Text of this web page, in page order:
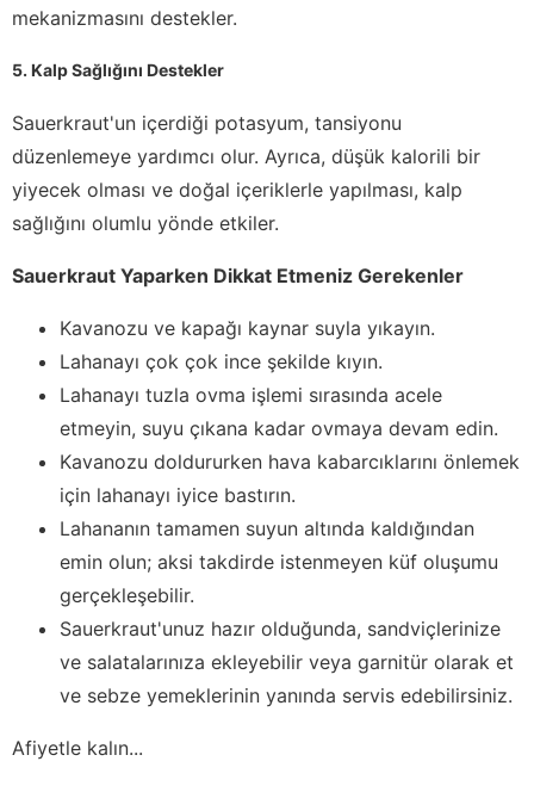
mekanizmasını destekler.
5. Kalp Sağlığını Destekler
Sauerkraut'un içerdiği potasyum, tansiyonu
düzenlemeye yardımcı olur. Ayrıca, düşük kalorili bir
yiyecek olması ve doğal içeriklerle yapılması, kalp
sağlığını olumlu yönde etkiler.
Sauerkraut Yaparken Dikkat Etmeniz Gerekenler
Kavanozu ve kapağı kaynar suyla yıkayın.
Lahanayı çok çok ince şekilde kıyın.
Lahanayı tuzla ovma işlemi sırasında acele
etmeyin, suyu çıkana kadar ovmaya devam edin.
Kavanozu doldururken hava kabarcıklarını önlemek
için lahanayı iyice bastırın.
Lahananın tamamen suyun altında kaldığından
emin olun; aksi takdirde istenmeyen küf oluşumu
gerçekleşebilir.
Sauerkraut'unuz hazır olduğunda, sandviçlerinize
ve salatalarınıza ekleyebilir veya garnitür olarak et
ve sebze yemeklerinin yanında servis edebilirsiniz.
Afiyetle kalın...